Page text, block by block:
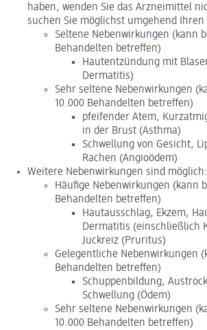
haben, wenden Sie das Arzneimittel
suchen Sie möglichst umgehend Ihren
Seltene Nebenwirkungen (kann
Behandelten betreffen)
Hautentzündung mit
Dermatitis)
Sehr seltene Nebenwirkungen
10.000 Behandelten betreffen)
pfeifender Atem,
in der Brust (Asthma)
Schwellung von Gesicht,
Rachen (Angioödem)
Weitere Nebenwirkungen sind möglich:
Häufige Nebenwirkungen (kann
Behandelten betreffen)
Hautausschlag, Ekzem,
Dermatitis (einschließlich
Juckreiz (Pruritus)
Gelegentliche Nebenwirkungen
Behandelten betreffen)
Schuppenbildung,
Schwellung (Ödem)
Sehr seltene Nebenwirkungen
10.000 Behandelten betreffen)